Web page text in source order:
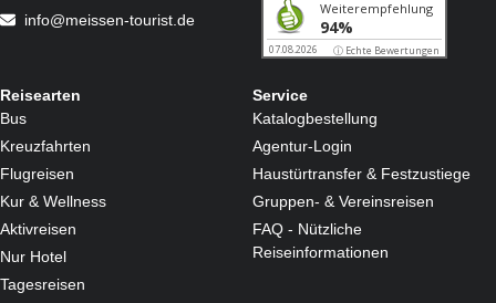
info@meissen-tourist.de
Reisearten
Bus
Kreuzfahrten
Flugreisen
Kur & Wellness
Aktivreisen
Nur Hotel
Tagesreisen
Service
Katalogbestellung
Agentur-Login
Haustürtransfer & Festzustiege
Gruppen- & Vereinsreisen
FAQ - Nützliche
Reiseinformationen